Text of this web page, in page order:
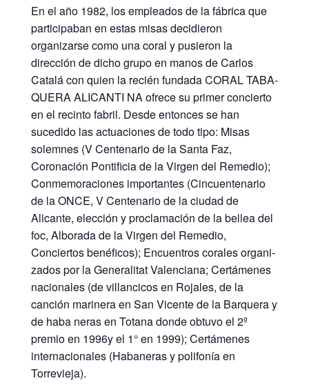
En el año 1982, los empleados de la fábrica que
participaban en estas mi­sas decidieron
organizarse como una coral y pusieron la
dirección de dicho grupo en manos de Carlos
Catalá con quien la recién fundada CORAL TABA­
QUERA ALICANTI NA ofrece su primer concierto
en el recinto fabril. Desde entonces se han
sucedido las actuaciones de todo tipo: Misas
solemnes (V Centenario de la Santa Faz,
Coronación Pontificia de la Virgen del Remedio);
Conmemoraciones importantes (Cincuentenario
de la ONCE, V Centenario de la ciudad de
Alicante, elección y proclamación de la bellea del
foc, Alborada de la Virgen del Remedio,
Conciertos benéficos); Encuentros corales organi­
zados por la Generalitat Valenciana; Certámenes
nacionales (de villancicos en Rojales, de la
canción marinera en San Vicente de la Barquera y
de haba­ neras en Totana donde obtuvo el 2º
premio en 1996y el 1° en 1999); Certáme­nes
internacionales (Habaneras y polifonía en
Torrevieja).